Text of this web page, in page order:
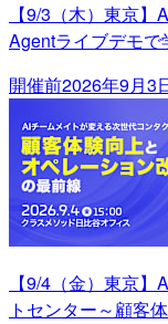
【9/3（木）東京
Agentライブデモ
開催前2026年9月3
【9/4（金）東京
トセンター～顧客